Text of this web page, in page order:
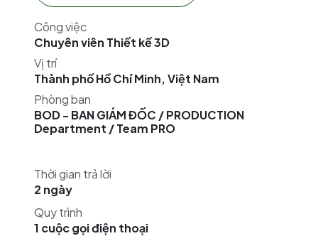
Công việc
Chuyên viên Thiết kế 3D
Vị trí
Thành phố Hồ Chí Minh,Việt Nam
Phòng ban
BOD - BAN GIÁM ĐỐC / PRODUCTION
Department / Team PRO
Thời gian trả lời
2 ngày
Quy trình
1 cuộc gọi điện thoại